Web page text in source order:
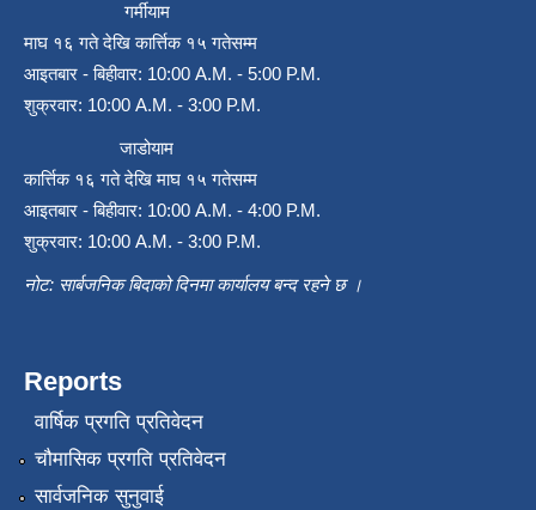
गर्मीयाम
माघ १६ गते देखि कार्त्तिक १५ गतेसम्म
आइतबार - बिहीवार: 10:00 A.M. - 5:00 P.M.
शुक्रवार: 10:00 A.M. - 3:00 P.M.
जाडोयाम
कार्त्तिक १६ गते देखि माघ १५ गतेसम्म
आइतबार - बिहीवार: 10:00 A.M. - 4:00 P.M.
शुक्रवार: 10:00 A.M. - 3:00 P.M.
नोट: सार्बजनिक बिदाको दिनमा कार्यालय बन्द रहने छ ।
Reports
वार्षिक प्रगति प्रतिवेदन
चौमासिक प्रगति प्रतिवेदन
सार्वजनिक सुनुवाई